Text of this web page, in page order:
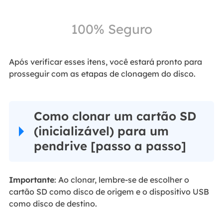
100% Seguro
Após verificar esses itens, você estará pronto para
prosseguir com as etapas de clonagem do disco.
Como clonar um cartão SD
(inicializável) para um
pendrive [passo a passo]
Importante: Ao clonar, lembre-se de escolher o
cartão SD como disco de origem e o dispositivo USB
como disco de destino.